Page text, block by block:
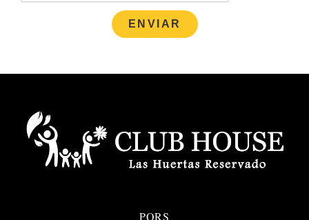
ENVIAR
PQRS